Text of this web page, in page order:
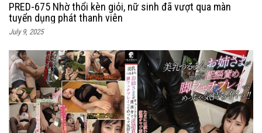
PRED-675 Nhờ thổi kèn giỏi, nữ sinh đã vượt qua màn
tuyển dụng phát thanh viên
July 9, 2025